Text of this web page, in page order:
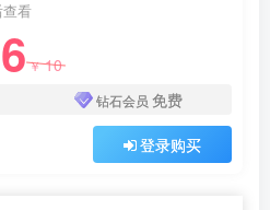
看
6￥10
钻石会员 免费
登录购买